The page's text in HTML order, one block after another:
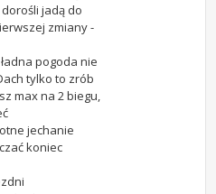
dorośli jadą do
zmiany -
pogoda nie
tylko to zrób
max na 2 biegu,
jechanie
koniec